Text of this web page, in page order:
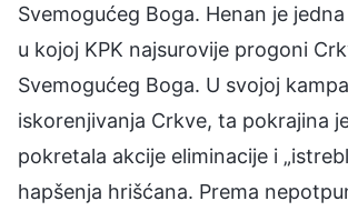
Svemogućeg Boga. Henan je
u kojoj KPK najsurovije progoni
Svemogućeg Boga. U svojoj
iskorenjivanja Crkve, ta pokrajina
pokretala akcije eliminacije i
hapšenja hrišćana. Prema